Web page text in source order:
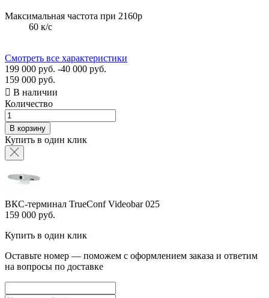
Максимальная частота при 2160p
60 к/с
Смотреть все характеристики
199 000 руб. -40 000 руб.
159 000 руб.
 В наличии
Количество
В корзину
Купить в один клик
ВКС-терминал TrueConf Videobar 025
159 000 руб.
Купить в один клик
Оставьте номер — поможем с оформлением заказа и ответим
на вопросы по доставке